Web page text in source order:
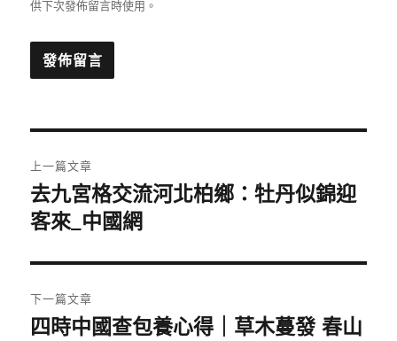
供下次發佈留言時使用。
章
導
覽
上一篇文章
上
一
文
章:
去九宮格交流河北柏鄉：牡丹似錦迎
客來_中國網
下一篇文章
下
四時中國查包養心得｜草木蔓發 春山